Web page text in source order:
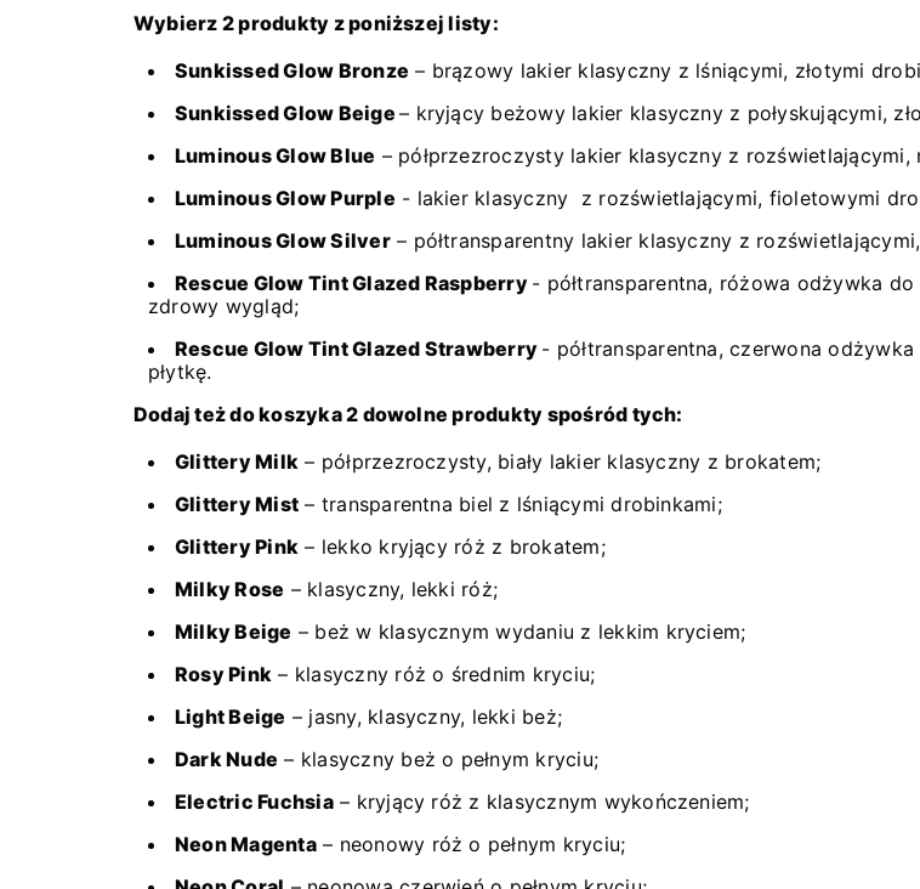
Wybierz 2 produkty z poniższej listy:
Sunkissed Glow Bronze​ – brązowy lakier klasyczny z lśniącymi, złotymi
Sunkissed Glow Beige​– kryjący beżowy lakier klasyczny z połyskującymi,
Luminous Glow Blue​ – półprzezroczysty lakier klasyczny z
Luminous Glow Purple​ - lakier klasyczny z rozświetlającymi, fioletowymi
Luminous Glow Silver​– półtransparentny lakier klasyczny z
Rescue Glow Tint Glazed Raspberry - półtransparentna, różowa odżywka
zdrowy wygląd;
Rescue Glow Tint Glazed Strawberry - półtransparentna, czerwona
płytkę.
Dodaj też do koszyka 2 dowolne produkty spośród tych:
Glittery Milk – półprzezroczysty, biały lakier klasyczny z brokatem;
Glittery Mist – transparentna biel z lśniącymi drobinkami;
Glittery Pink – lekko kryjący róż z brokatem;
Milky Rose – klasyczny, lekki róż;
Milky Beige – beż w klasycznym wydaniu z lekkim kryciem;
Rosy Pink – klasyczny róż o średnim kryciu;
Light Beige – jasny, klasyczny, lekki beż;
Dark Nude – klasyczny beż o pełnym kryciu;
Electric Fuchsia– kryjący róż z klasycznym wykończeniem;
Neon Magenta– neonowy róż o pełnym kryciu;